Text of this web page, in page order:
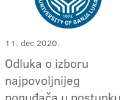
11. dec 2020.
Odluka o izboru
najpovoljnijeg